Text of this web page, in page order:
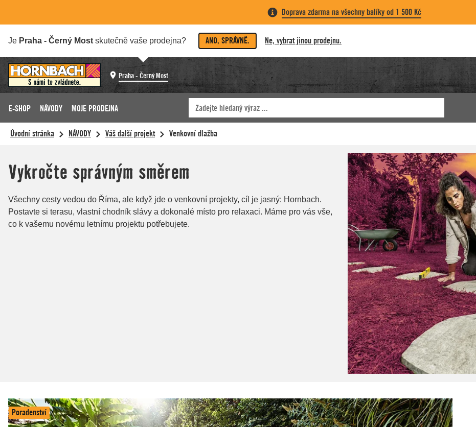
Doprava zdarma na všechny balíky od 1 500 Kč
Je Praha - Černý Most skutečně vaše prodejna? ANO, SPRÁVNĚ. Ne, vybrat jinou prodejnu.
Praha - Černý Most
E-SHOP NÁVODY MOJE PRODEJNA